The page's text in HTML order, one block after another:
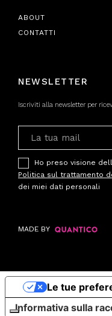
ABOUT
CONTATTI
NEWSLETTER
Iscriviti alla newsletter per
Ho preso visione dell
Politica sul trattamento
dei miei dati personali
MADE BY
Informativa sulla
Le tue